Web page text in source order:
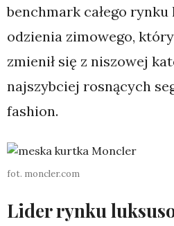
benchmark całego rynku
odzienia zimowego,
zmienił się z niszowej
najszybciej rosnących
fashion.
fot. moncler.com
Lider rynku